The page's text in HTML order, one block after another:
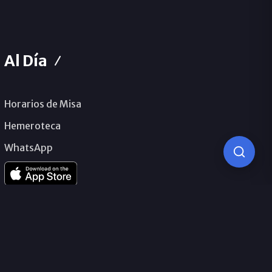
Al Día
Horarios de Misa
Hemeroteca
WhatsApp